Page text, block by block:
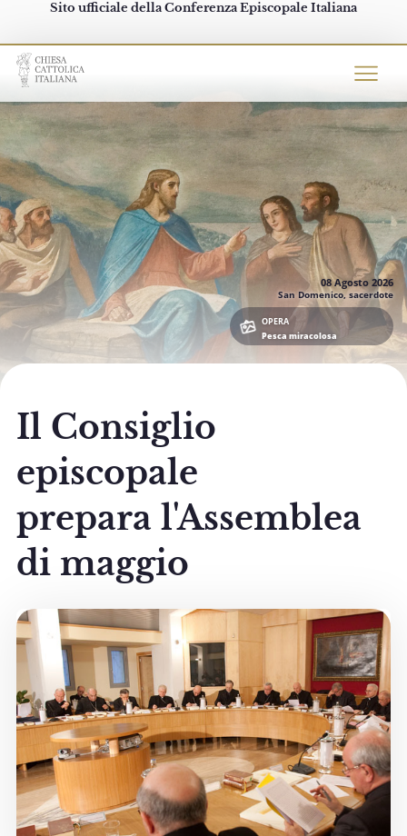
Sito ufficiale della Conferenza Episcopale Italiana
Chiesacattolica.it
08 Agosto 2026
San Domenico, sacerdote
OPERA
Pesca miracolosa
Il Consiglio
episcopale
prepara l'Assemblea
di maggio